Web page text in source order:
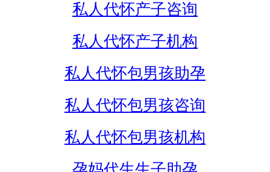
私人代怀产子咨询
私人代怀产子机构
私人代怀包男孩助孕
私人代怀包男孩咨询
私人代怀包男孩机构